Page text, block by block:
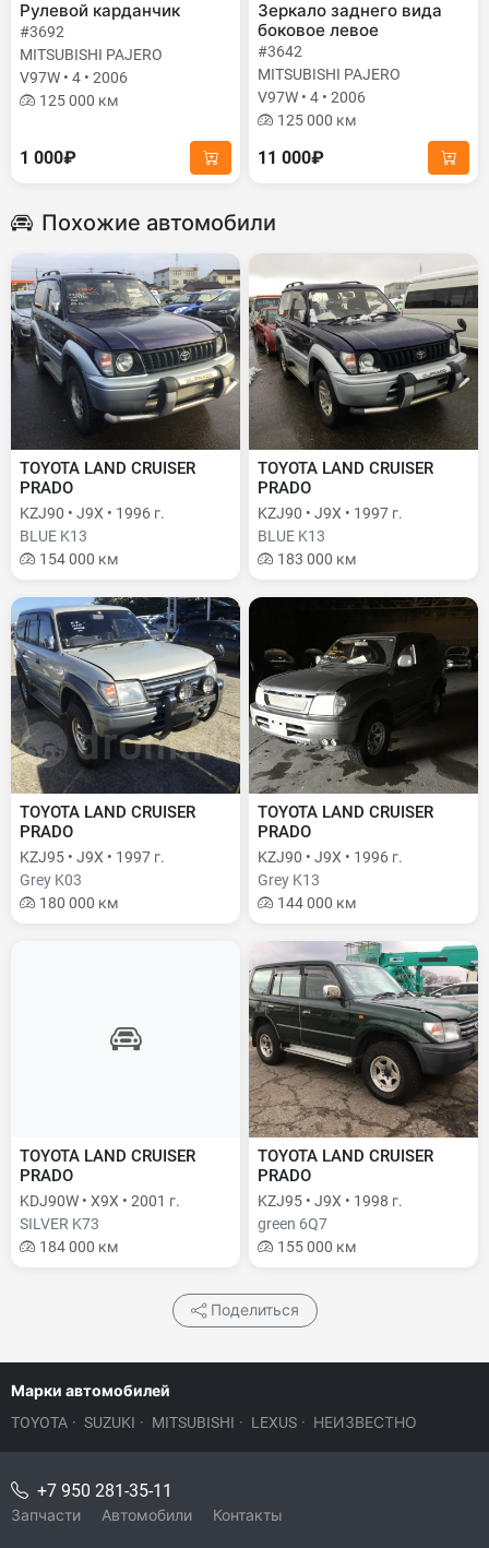
Рулевой карданчик
#3692
MITSUBISHI PAJERO
V97W • 4 • 2006
125 000 км
1 000₽
Зеркало заднего вида
боковое левое
#3642
MITSUBISHI PAJERO
V97W • 4 • 2006
125 000 км
11 000₽
Похожие автомобили
TOYOTA LAND CRUISER
PRADO
KZJ90 • J9X • 1996 г.
BLUE K13
154 000 км
TOYOTA LAND CRUISER
PRADO
KZJ90 • J9X • 1997 г.
BLUE K13
183 000 км
TOYOTA LAND CRUISER
PRADO
KZJ95 • J9X • 1997 г.
Grey K03
180 000 км
TOYOTA LAND CRUISER
PRADO
KZJ90 • J9X • 1996 г.
Grey K13
144 000 км
TOYOTA LAND CRUISER
PRADO
KDJ90W • X9X • 2001 г.
SILVER K73
184 000 км
TOYOTA LAND CRUISER
PRADO
KZJ95 • J9X • 1998 г.
green 6Q7
155 000 км
Поделиться
Марки автомобилей
TOYOTA · SUZUKI · MITSUBISHI · LEXUS · НЕИЗВЕСТНО
+7 950 281-35-11
Запчасти Автомобили Контакты